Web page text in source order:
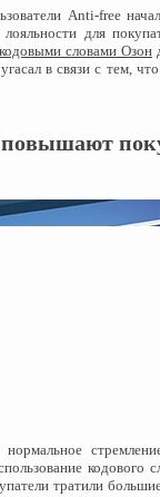
Anti-free
для
кодовыми словами Озон
в связи с тем,
тратили